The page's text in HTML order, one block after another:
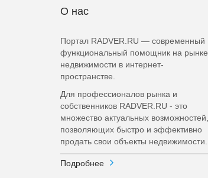
О нас
Портал RADVER.RU — современный
функциональный помощник на рынке
недвижимости в интернет-
пространстве.
Для профессионалов рынка и
собственников RADVER.RU - это
множество актуальных возможностей,
позволяющих быстро и эффективно
продать свои объекты недвижимости.
Подробнее